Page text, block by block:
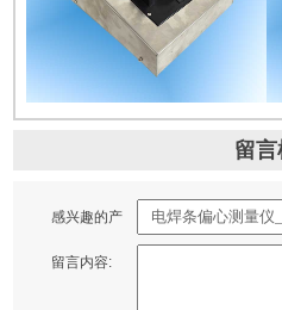
留言
感兴趣的产
品:
留言内容: